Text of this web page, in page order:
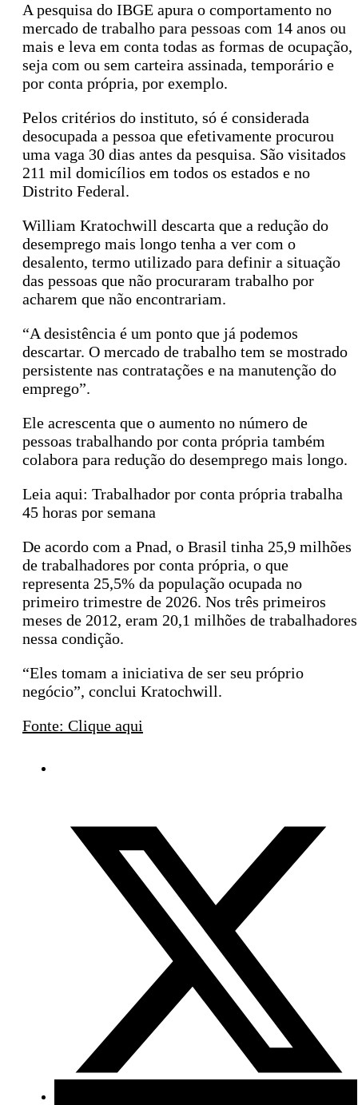
A pesquisa do IBGE apura o comportamento no
mercado de trabalho para pessoas com 14 anos ou
mais e leva em conta todas as formas de ocupação,
seja com ou sem carteira assinada, temporário e
por conta própria, por exemplo.
Pelos critérios do instituto, só é considerada
desocupada a pessoa que efetivamente procurou
uma vaga 30 dias antes da pesquisa. São visitados
211 mil domicílios em todos os estados e no
Distrito Federal.
William Kratochwill descarta que a redução do
desemprego mais longo tenha a ver com o
desalento, termo utilizado para definir a situação
das pessoas que não procuraram trabalho por
acharem que não encontrariam.
“A desistência é um ponto que já podemos
descartar. O mercado de trabalho tem se mostrado
persistente nas contratações e na manutenção do
emprego”.
Ele acrescenta que o aumento no número de
pessoas trabalhando por conta própria também
colabora para redução do desemprego mais longo.
Leia aqui: Trabalhador por conta própria trabalha
45 horas por semana
De acordo com a Pnad, o Brasil tinha 25,9 milhões
de trabalhadores por conta própria, o que
representa 25,5% da população ocupada no
primeiro trimestre de 2026. Nos três primeiros
meses de 2012, eram 20,1 milhões de trabalhadores
nessa condição.
“Eles tomam a iniciativa de ser seu próprio
negócio”, conclui Kratochwill.
Fonte: Clique aqui